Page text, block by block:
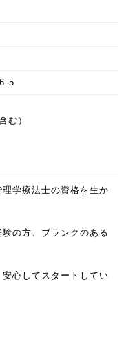
5
む）
学療法士の資格を生か
の方、ブランクのある
心してスタートしてい